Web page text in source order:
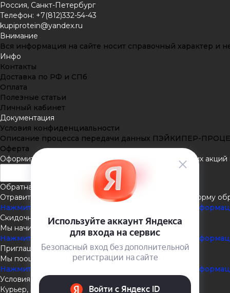
Россия, Санкт-Петербург
Телефон: +7(812)332-54-43
kupiprotein@yandex.ru
Внимание
Вся информация на сайте носит справочный характер и
Инфо
Контакты
Доставка по РФ и СПб
Оплата
Полезные статьи
Личный кабинет
Документация
Условия конфиденциальности
Описание процесса передачи данных ПЭЙКИПЕР-
Оферта
Оформить подписку
Подпишитесь на рассылку наших
Обратная связь
Отравить нам сообщение или задать вопрос через форму
Нажмите здесь для получения дополнительной
Скидочная система
Мы начисляем кэшбэк с покупок
Нажмите здесь для получения дополнительной
Приглашаем к партнёрству
Мы поощеряем наших партнёров
Нажмите здесь для получения дополнительной
Условия доставки
Курьер, пункты выдачи, Почта России